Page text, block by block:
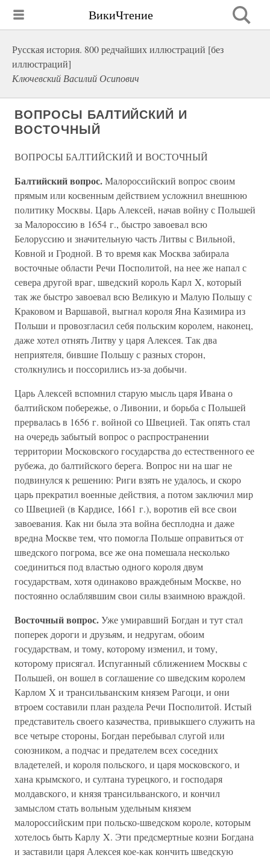
ВикиЧтение
Русская история. 800 редчайших иллюстраций [без
иллюстраций]
Ключевский Василий Осипович
ВОПРОСЫ БАЛТИЙСКИЙ И
ВОСТОЧНЫЙ
ВОПРОСЫ БАЛТИЙСКИЙ И ВОСТОЧНЫЙ
Балтийский вопрос.Малороссийский вопрос своим
прямым или косвенным действием усложнил внешнюю
политику Москвы. Царь Алексей, начав войну с Польшей
за Малороссию в 1654 г., быстро завоевал всю
Белоруссию и значительную часть Литвы с Вильной,
Ковной и Гродной. В то время как Москва забирала
восточные области Речи Посполитой, на нее же напал с
севера другой враг, шведский король Карл X, который
так же быстро завоевал всю Великую и Малую Польшу с
Краковом и Варшавой, выгнал короля Яна Казимира из
Польши и провозгласил себя польским королем, наконец,
даже хотел отнять Литву у царя Алексея. Так два
неприятеля, бившие Польшу с разных сторон,
столкнулись и поссорились из-за добычи.
Царь Алексей вспомнил старую мысль царя Ивана о
балтийском побережье, о Ливонии, и борьба с Польшей
прервалась в 1656 г. войной со Швецией. Так опять стал
на очередь забытый вопрос о распространении
территории Московского государства до естественного ее
рубежа, до балтийского берега. Вопрос ни на шаг не
подвинулся к решению: Риги взять не удалось, и скоро
царь прекратил военные действия, а потом заключил мир
со Швецией (в Кардисе, 1661 г.), воротив ей все свои
завоевания. Как ни была эта война бесплодна и даже
вредна Москве тем, что помогла Польше оправиться от
шведского погрома, все же она помешала несколько
соединиться под властью одного короля двум
государствам, хотя одинаково враждебным Москве, но
постоянно ослаблявшим свои силы взаимною враждой.
Восточный вопрос.Уже умиравший Богдан и тут стал
поперек дороги и друзьям, и недругам, обоим
государствам, и тому, которому изменил, и тому,
которому присягал. Испуганный сближением Москвы с
Польшей, он вошел в соглашение со шведским королем
Карлом X и трансильванским князем Рагоци, и они
втроем составили план раздела Речи Посполитой. Истый
представитель своего казачества, привыкшего служить на
все четыре стороны, Богдан перебывал слугой или
союзником, а подчас и предателем всех соседних
владетелей, и короля польского, и царя московского, и
хана крымского, и султана турецкого, и господаря
молдавского, и князя трансильванского, и кончил
замыслом стать вольным удельным князем
малороссийским при польско-шведском короле, которым
хотелось быть Карлу X. Эти предсмертные козни Богдана
и заставили царя Алексея кое-как кончить шведскую